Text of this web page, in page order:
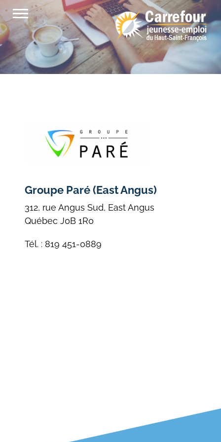
Passer
au
contenu
Groupe Paré (East Angus)
312, rue Angus Sud, East Angus
Québec J0B 1R0
Tél. : 819 451-0889